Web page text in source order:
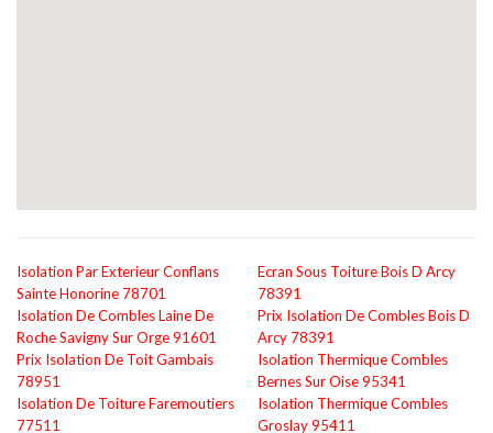
Isolation Par Exterieur Conflans
Sainte Honorine 78701
Isolation De Combles Laine De
Roche Savigny Sur Orge 91601
Prix Isolation De Toit Gambais
78951
Isolation De Toiture Faremoutiers
77511
Ecran Sous Toiture Bois D Arcy
78391
Prix Isolation De Combles Bois D
Arcy 78391
Isolation Thermique Combles
Bernes Sur Oise 95341
Isolation Thermique Combles
Groslay 95411